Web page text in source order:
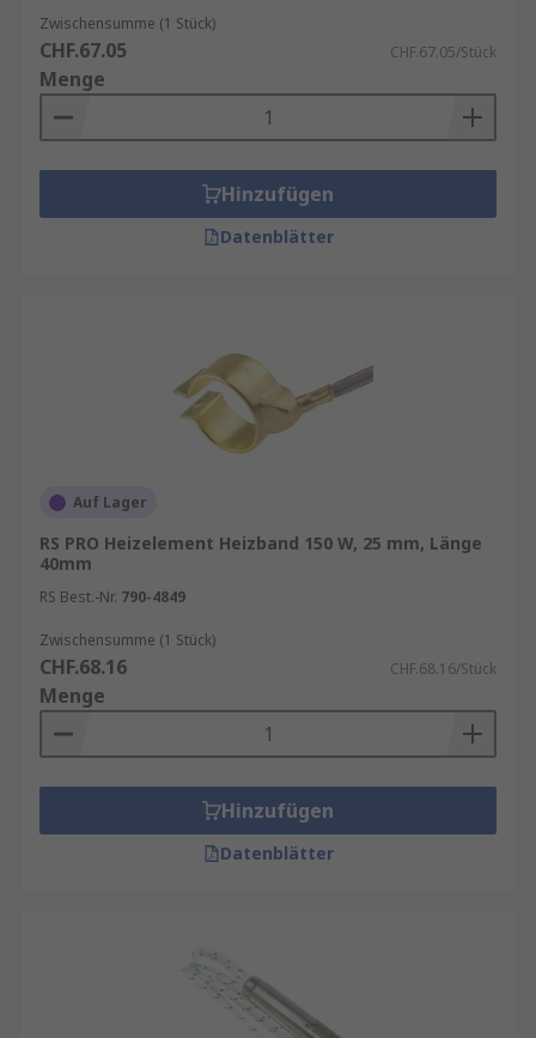
Zwischensumme (1 Stück)
CHF.67.05 CHF.67.05/Stück
Menge
Hinzufügen
Datenblätter
Auf Lager
RS PRO Heizelement Heizband 150 W, 25 mm, Länge
40mm
RS Best.-Nr. 790-4849
Zwischensumme (1 Stück)
CHF.68.16 CHF.68.16/Stück
Menge
Hinzufügen
Datenblätter